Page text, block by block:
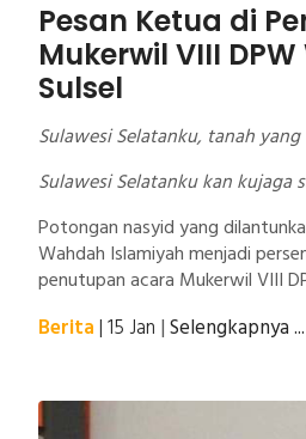
Pesan Ketua di
Mukerwil VIII
Sulsel
Sulawesi Selatanku, tanah
Sulawesi Selatanku kan kujaga
Potongan nasyid yang
Wahdah Islamiyah menjadi
penutupan acara Mukerwil VIII
benar adanya. Rasa ukhuwah
tetap berlanjut meski tak
Berita| 15 Jan |Selengkapnya ...